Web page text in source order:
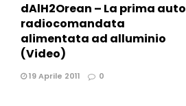
dAlH2Orean – La prima auto
radiocomandata
alimentata ad alluminio
(Video)
19 Aprile 2011 0